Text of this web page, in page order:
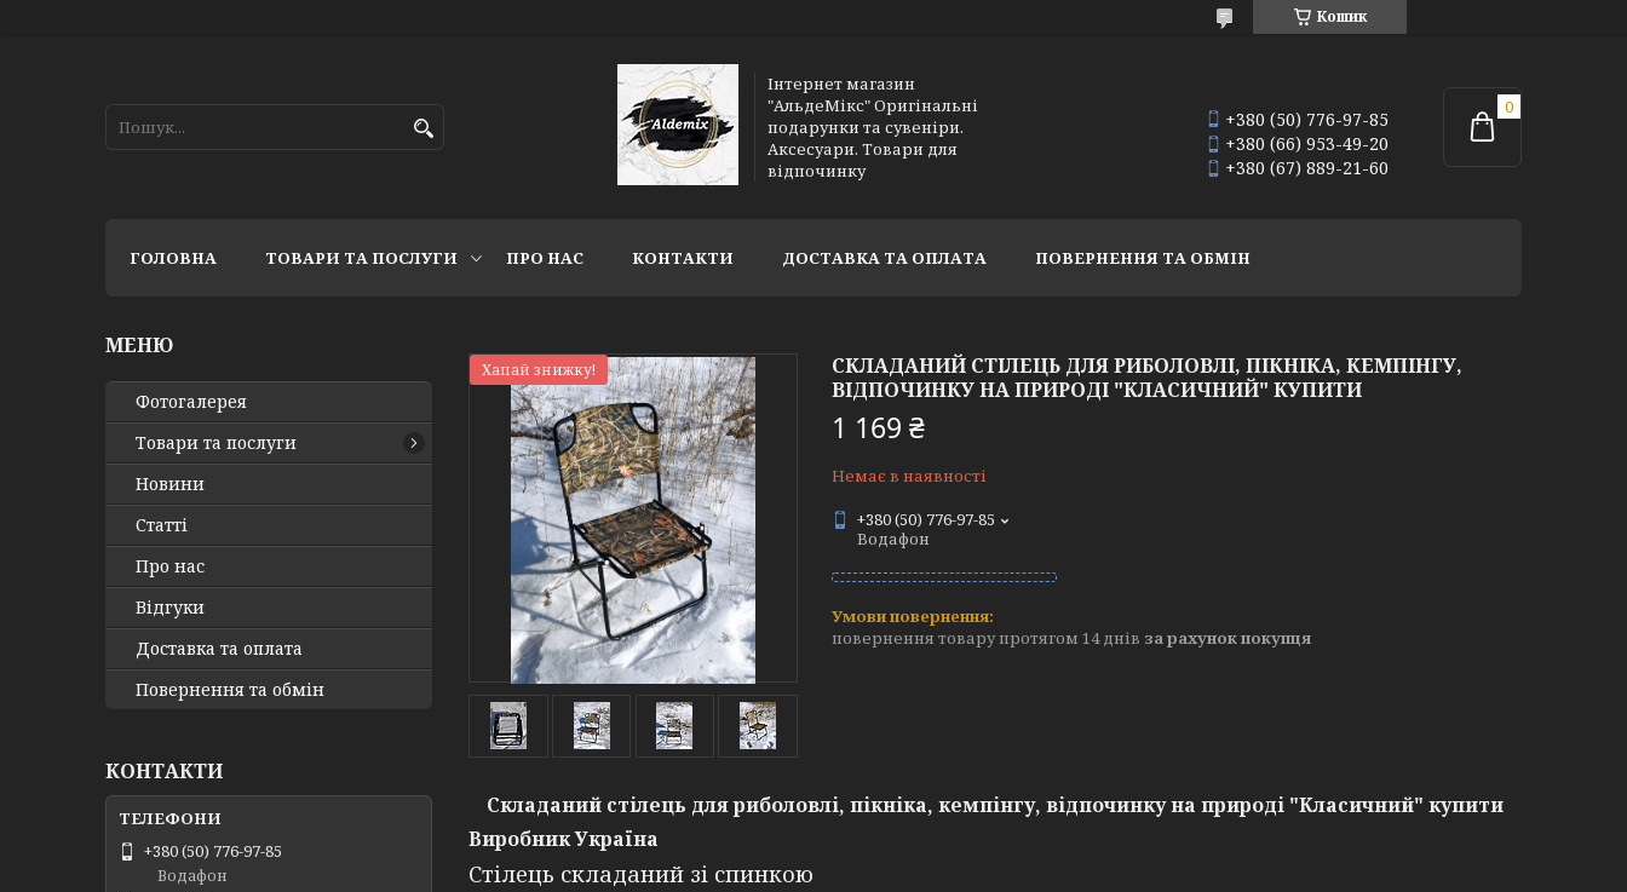
Кошик
Інтернет магазин
"АльдеМікс" Оригінальні
подарунки та сувеніри.
Аксесуари. Товари для
відпочинку
+380 (50) 776-97-85
+380 (66) 953-49-20
+380 (67) 889-21-60
ГОЛОВНА ТОВАРИ ТА ПОСЛУГИ ПРО НАС КОНТАКТИ ДОСТАВКА ТА ОПЛАТА ПОВЕРНЕННЯ ТА ОБМІН
Хапай знижку!
СКЛАДАНИЙ СТІЛЕЦЬ ДЛЯ РИБОЛОВЛІ, ПІКНІКА, КЕМПІНГУ,
ВІДПОЧИНКУ НА ПРИРОДІ "КЛАСИЧНИЙ" КУПИТИ
1 169 ₴
Немає в наявності
+380 (50) 776-97-85
Водафон
повернення товару протягом 14 днів за рахунок покупця
Складаний стілець для риболовлі, пікніка, кемпінгу, відпочинку на природі "Класичний" купити
Виробник Україна
Стілець складаний зі спинкою
Фотогалерея
Товари та послуги
Новини
Статті
Про нас
Відгуки
Доставка та оплата
Повернення та обмін
КОНТАКТИ
+380 (50) 776-97-85
Водафон